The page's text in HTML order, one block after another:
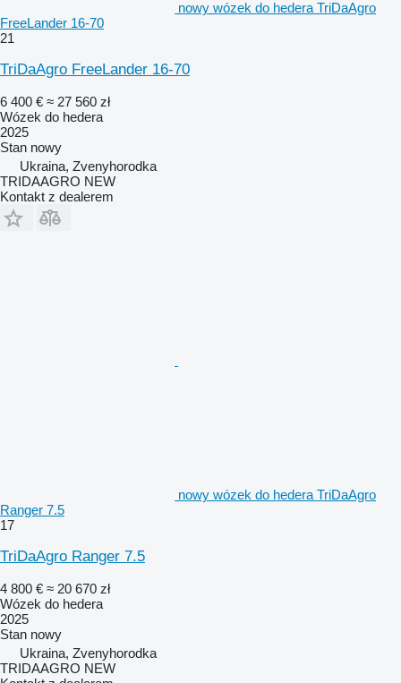
nowy wózek do hedera TriDaAgro
FreeLander 16-70
21
TriDaAgro FreeLander 16-70
6 400 € ≈ 27 560 zł
Wózek do hedera
2025
Stan nowy
Ukraina, Zvenyhorodka
TRIDAAGRO NEW
Kontakt z dealerem
nowy wózek do hedera TriDaAgro
Ranger 7.5
17
TriDaAgro Ranger 7.5
4 800 € ≈ 20 670 zł
Wózek do hedera
2025
Stan nowy
Ukraina, Zvenyhorodka
TRIDAAGRO NEW